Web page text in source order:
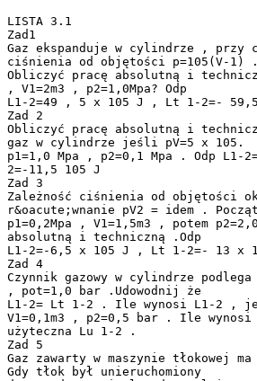
LISTA 3.1
Zad1
Gaz ekspanduje w cylindrze , przy
ciśnienia od objętości p=105(V-1) .
Obliczyć pracę absolutną i
, V1=2m3 , p2=1,0Mpa? Odp
L1-2=49 , 5 x 105 J , Lt 1-2=-
Zad 2
Obliczyć pracę absolutną i
gaz w cylindrze jeśli pV=5 x 105.
p1=1,0 Mpa , p2=0,1 Mpa . Odp
2=-11,5 105 J
Zad 3
Zależność ciśnienia od objętości
r&oacute;wnanie pV2 = idem .
p1=0,2Mpa , V1=1,5m3 , potem
absolutną i techniczną .Odp
L1-2=-6,5 x 105 J , Lt 1-2=- 13 x
Zad 4
Czynnik gazowy w cylindrze podlega
, pot=1,0 bar .Udowodnij że
L1-2= Lt 1-2 . Ile wynosi L1-2 ,
V1=0,1m3 , p2=0,5 bar . Ile wynosi
użyteczna Lu 1-2 .
Zad 5
Gaz zawarty w maszynie tłokowej
Gdy tłok był unieruchomiony